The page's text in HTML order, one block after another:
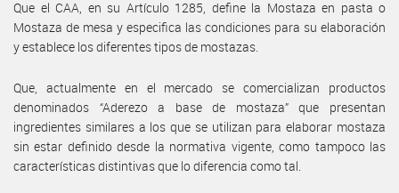
Que el CAA, en su Artículo 1285, define la Mostaza en pasta o
Mostaza de mesa y especifica las condiciones para su elaboración
y establece los diferentes tipos de mostazas.
Que, actualmente en el mercado se comercializan productos
denominados “Aderezo a base de mostaza” que presentan
ingredientes similares a los que se utilizan para elaborar mostaza
sin estar definido desde la normativa vigente, como tampoco las
características distintivas que lo diferencia como tal.